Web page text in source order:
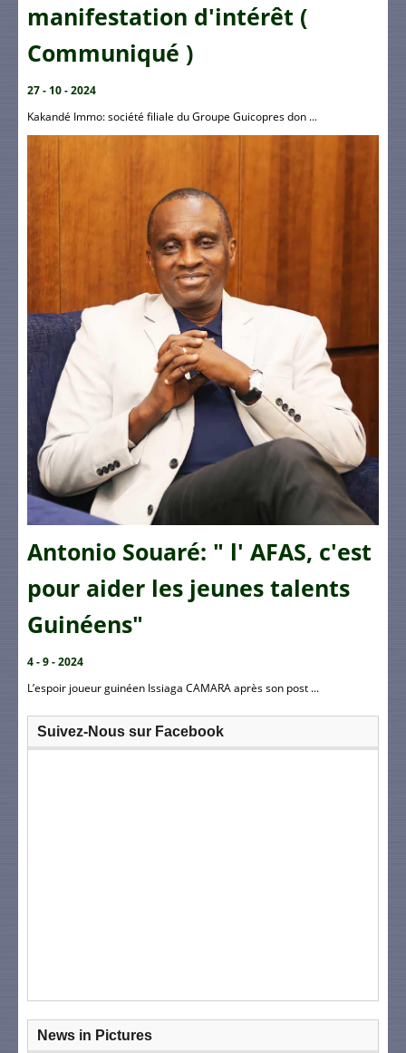
manifestation d'intérêt (
Communiqué )
27 - 10 - 2024
Kakandé Immo: société filiale du Groupe Guicopres don ...
Antonio Souaré: " l' AFAS, c'est
pour aider les jeunes talents
Guinéens"
4 - 9 - 2024
L’espoir joueur guinéen Issiaga CAMARA après son post ...
Suivez-Nous sur Facebook
News in Pictures